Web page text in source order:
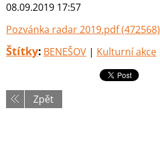
08.09.2019 17:57
Pozvánka radar 2019.pdf (472568)
Štítky: BENEŠOV | Kulturní akce
Zpět